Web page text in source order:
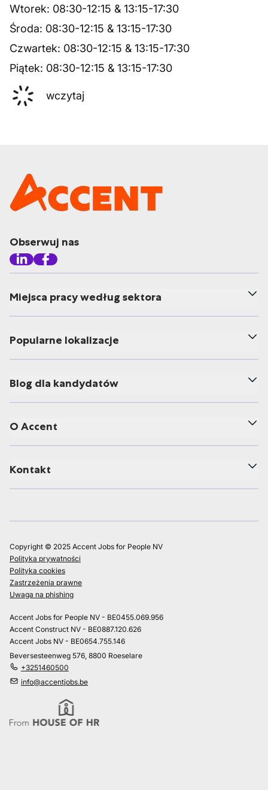
Wtorek: 08:30-12:15 & 13:15-17:30
Środa: 08:30-12:15 & 13:15-17:30
Czwartek: 08:30-12:15 & 13:15-17:30
Piątek: 08:30-12:15 & 13:15-17:30
wczytaj
Obserwuj nas
Miejsca pracy według sektora
Popularne lokalizacje
Blog dla kandydatów
O Accent
Kontakt
Copyright © 2025 Accent Jobs for People NV
Polityka prywatności
Polityka cookies
Zastrzeżenia prawne
Uwaga na phishing
Accent Jobs for People NV - BE0455.069.956
Accent Construct NV - BE0887.120.626
Accent Jobs NV - BE0654.755.146
Beversesteenweg 576, 8800 Roeselare
+3251460500
info@accentjobs.be